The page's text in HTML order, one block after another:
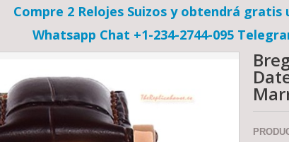
Compre 2 Relojes Suizos y obtendrá gratis
Whatsapp Chat +1-234-2744-095